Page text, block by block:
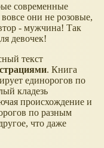
современные
они не розовые,
- мужчина! Так
девочек!
текст
. Книга
единорогов по
кладезь
происхождение и
по разным
что даже